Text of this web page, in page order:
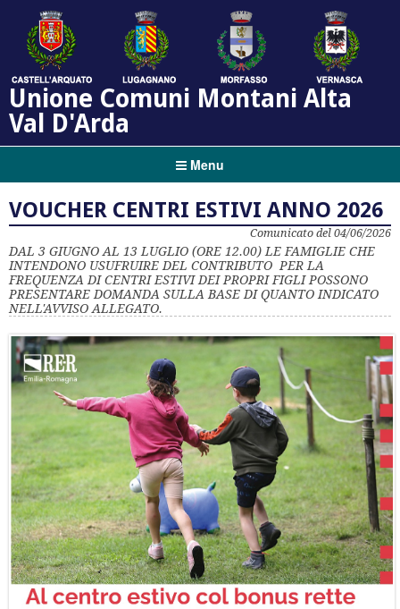
Unione Comuni Montani Alta
Val D'Arda
Menu
VOUCHER CENTRI ESTIVI ANNO 2026
Comunicato del 04/06/2026
DAL 3 GIUGNO AL 13 LUGLIO (ORE 12.00) LE FAMIGLIE CHE
INTENDONO USUFRUIRE DEL CONTRIBUTO PER LA
FREQUENZA DI CENTRI ESTIVI DEI PROPRI FIGLI POSSONO
PRESENTARE DOMANDA SULLA BASE DI QUANTO INDICATO
NELL'AVVISO ALLEGATO.